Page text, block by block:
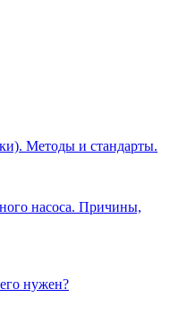
Методы и стандарты.
насоса. Причины,
нужен?